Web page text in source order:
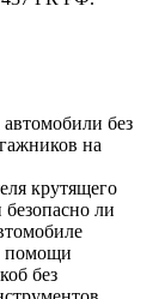
автомобили без
на
крутящего
ли
помощи
без